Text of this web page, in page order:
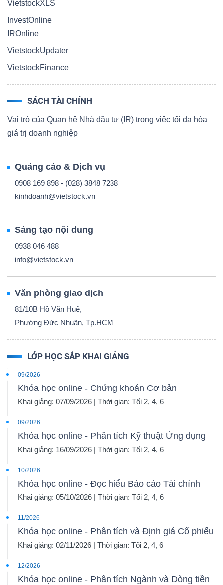
VietstockXLS
InvestOnline
IROnline
VietstockUpdater
VietstockFinance
SÁCH TÀI CHÍNH
Vai trò của Quan hệ Nhà đầu tư (IR) trong việc tối đa hóa
giá trị doanh nghiệp
Quảng cáo & Dịch vụ
0908 169 898 - (028) 3848 7238
kinhdoanh@vietstock.vn
Sáng tạo nội dung
0938 046 488
info@vietstock.vn
Văn phòng giao dịch
81/10B Hồ Văn Huê,
Phường Đức Nhuận, Tp.HCM
LỚP HỌC SẮP KHAI GIẢNG
09/2026
Khóa học online - Chứng khoán Cơ bản
Khai giảng: 07/09/2026 | Thời gian: Tối 2, 4, 6
09/2026
Khóa học online - Phân tích Kỹ thuật Ứng dụng
Khai giảng: 16/09/2026 | Thời gian: Tối 2, 4, 6
10/2026
Khóa học online - Đọc hiểu Báo cáo Tài chính
Khai giảng: 05/10/2026 | Thời gian: Tối 2, 4, 6
11/2026
Khóa học online - Phân tích và Định giá Cổ phiếu
Khai giảng: 02/11/2026 | Thời gian: Tối 2, 4, 6
12/2026
Khóa học online - Phân tích Ngành và Dòng tiền